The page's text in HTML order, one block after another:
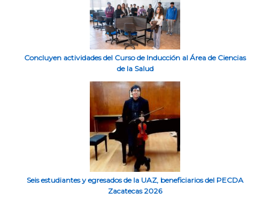
Concluyen actividades del Curso de Inducción al Área de Ciencias
de la Salud
Seis estudiantes y egresados de la UAZ, beneficiarios del PECDA
Zacatecas 2026